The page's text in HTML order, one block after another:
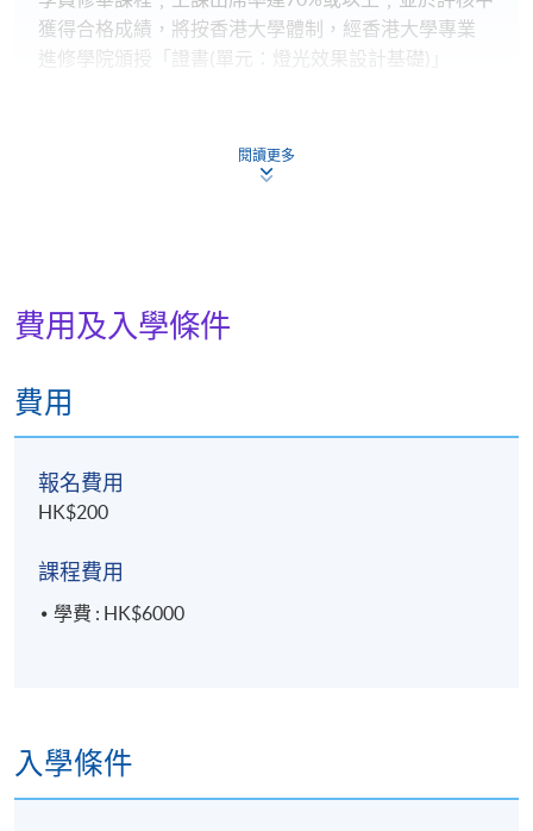
獲得合格成績，將按香港大學體制，經香港大學專業
進修學院頒授「證書(單元：燈光效果設計基礎)」
講授: 30小時;作業展示及口頭報告：6小時
現時接受報名
日期 / 時間
地點
港島東分校
閱讀更多
費用及入學條件
費用
報名費用
HK$200
課程費用
學費 : HK$6000
入學條件